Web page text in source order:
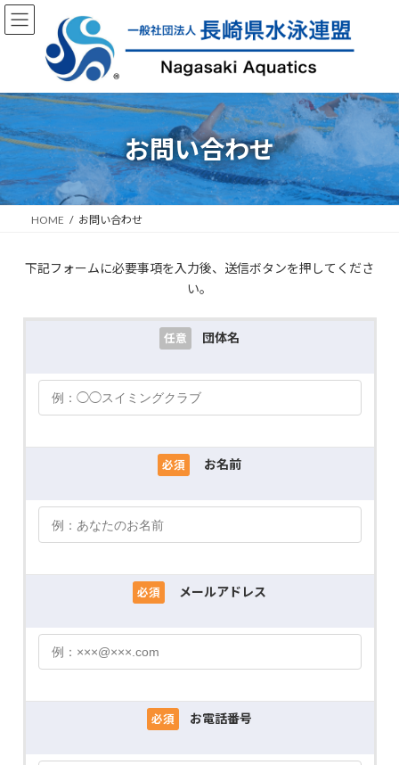
コ
ン
へ
ス
キ
ナ
ビ
ョ
ン
に
お問い合わせ
HOME お問い合わせ
下記フォームに必要事項を入力後、送信ボタンを押してくださ
い。
任意 団体名
必須 お名前
必須 メールアドレス
必須 お電話番号